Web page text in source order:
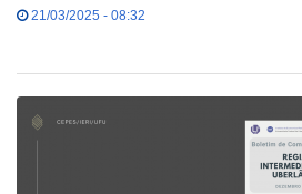
21/03/2025 - 08:32